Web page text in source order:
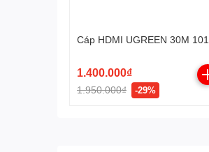
Cáp HDMI UGREEN 30M
1.400.000₫
1.950.000₫ -29%